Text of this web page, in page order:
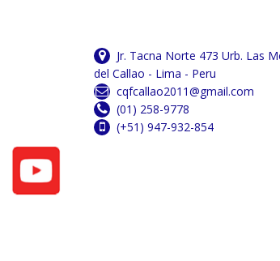
Jr. Tacna Norte 473 Urb. Las
del Callao - Lima - Peru
cqfcallao2011@gmail.com
(01) 258-9778
(+51) 947-932-854